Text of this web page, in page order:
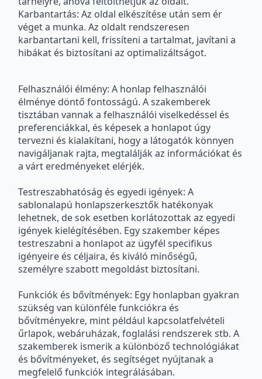
Karbantartás: Az oldal elkészítése után sem ér
véget a munka. Az oldalt rendszeresen
karbantartani kell, frissíteni a tartalmat, javítani a
hibákat és biztosítani az optimalizáltságot.
Felhasználói élmény: A honlap felhasználói
élménye döntő fontosságú. A szakemberek
tisztában vannak a felhasználói viselkedéssel és
preferenciákkal, és képesek a honlapot úgy
tervezni és kialakítani, hogy a látogatók könnyen
navigáljanak rajta, megtalálják az információkat és
a várt eredményeket elérjék.
Testreszabhatóság és egyedi igények: A
sablonalapú honlapszerkesztők hatékonyak
lehetnek, de sok esetben korlátozottak az egyedi
igények kielégítésében. Egy szakember képes
testreszabni a honlapot az ügyfél specifikus
igényeire és céljaira, és kiváló minőségű,
személyre szabott megoldást biztosítani.
Funkciók és bővítmények: Egy honlapban gyakran
szükség van különféle funkciókra és
bővítményekre, mint például kapcsolatfelvételi
űrlapok, webáruházak, foglalási rendszerek stb. A
szakemberek ismerik a különböző technológiákat
és bővítményeket, és segítséget nyújtanak a
megfelelő funkciók integrálásában.